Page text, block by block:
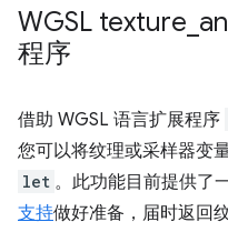
WGSL texture
程序
借助 WGSL 语言扩展程序
您可以将纹理或采样器变
let 。此功能目前提供了
支持做好准备，届时返回